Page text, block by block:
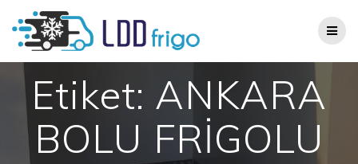
content
Etiket: ANKARA
BOLU FRİGOLU